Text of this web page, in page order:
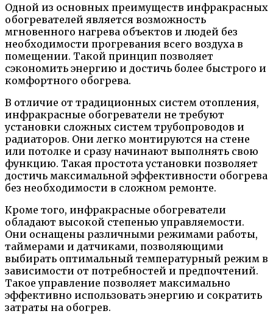
Одной из основных преимуществ инфракрасных
обогревателей является возможность
мгновенного нагрева объектов и людей без
необходимости прогревания всего воздуха в
помещении. Такой принцип позволяет
сэкономить энергию и достичь более быстрого и
комфортного обогрева.
В отличие от традиционных систем отопления,
инфракрасные обогреватели не требуют
установки сложных систем трубопроводов и
радиаторов. Они легко монтируются на стене
или потолке и сразу начинают выполнять свою
функцию. Такая простота установки позволяет
достичь максимальной эффективности обогрева
без необходимости в сложном ремонте.
Кроме того, инфракрасные обогреватели
обладают высокой степенью управляемости.
Они оснащены различными режимами работы,
таймерами и датчиками, позволяющими
выбирать оптимальный температурный режим в
зависимости от потребностей и предпочтений.
Такое управление позволяет максимально
эффективно использовать энергию и сократить
затраты на обогрев.